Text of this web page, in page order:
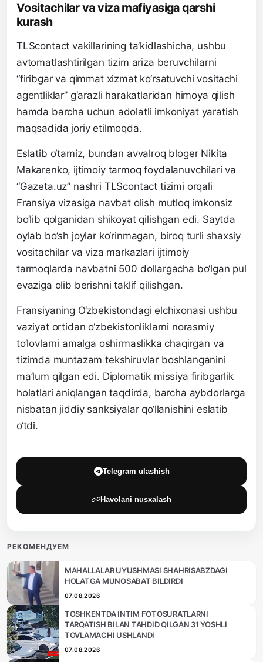
Vositachilar va viza mafiyasiga qarshi
kurash
TLScontact vakillarining ta’kidlashicha, ushbu
avtomatlashtirilgan tizim ariza beruvchilarni
“firibgar va qimmat xizmat ko‘rsatuvchi vositachi
agentliklar” g‘arazli harakatlaridan himoya qilish
hamda barcha uchun adolatli imkoniyat yaratish
maqsadida joriy etilmoqda.
Eslatib o‘tamiz, bundan avvalroq bloger Nikita
Makarenko, ijtimoiy tarmoq foydalanuvchilari va
“Gazeta.uz” nashri TLScontact tizimi orqali
Fransiya vizasiga navbat olish mutloq imkonsiz
bo‘lib qolganidan shikoyat qilishgan edi. Saytda
oylab bo‘sh joylar ko‘rinmagan, biroq turli shaxsiy
vositachilar va viza markazlari ijtimoiy
tarmoqlarda navbatni 500 dollargacha bo‘lgan pul
evaziga olib berishni taklif qilishgan.
Fransiyaning O‘zbekistondagi elchixonasi ushbu
vaziyat ortidan o‘zbekistonliklarni norasmiy
to‘lovlarni amalga oshirmaslikka chaqirgan va
tizimda muntazam tekshiruvlar boshlanganini
ma’lum qilgan edi. Diplomatik missiya firibgarlik
holatlari aniqlangan taqdirda, barcha aybdorlarga
nisbatan jiddiy sanksiyalar qo‘llanishini eslatib
o‘tdi.
Telegram ulashish
Havolani nusxalash
РЕКОМЕНДУЕМ
MAHALLALAR UYUSHMASI SHAHRISABZDAGI
HOLATGA MUNOSABAT BILDIRDI
07.08.2026
TOSHKENTDA INTIM FOTOSURATLARNI
TARQATISH BILAN TAHDID QILGAN 31 YOSHLI
TOVLAMACHI USHLANDI
07.08.2026